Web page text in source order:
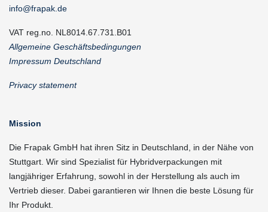
info@frapak.de
VAT reg.no. NL8014.67.731.B01
Allgemeine Geschäftsbedingungen
Impressum Deutschland
Privacy statement
Mission
Die Frapak GmbH hat ihren Sitz in Deutschland, in der Nähe von
Stuttgart. Wir sind Spezialist für Hybridverpackungen mit
langjähriger Erfahrung, sowohl in der Herstellung als auch im
Vertrieb dieser. Dabei garantieren wir Ihnen die beste Lösung für
Ihr Produkt.